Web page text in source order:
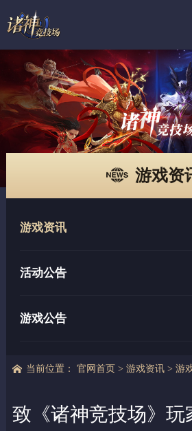
游戏资
游戏资讯
活动公告
游戏公告
当前位置： 官网首页 > 游戏资讯 > 游
致《诸神竞技场》玩